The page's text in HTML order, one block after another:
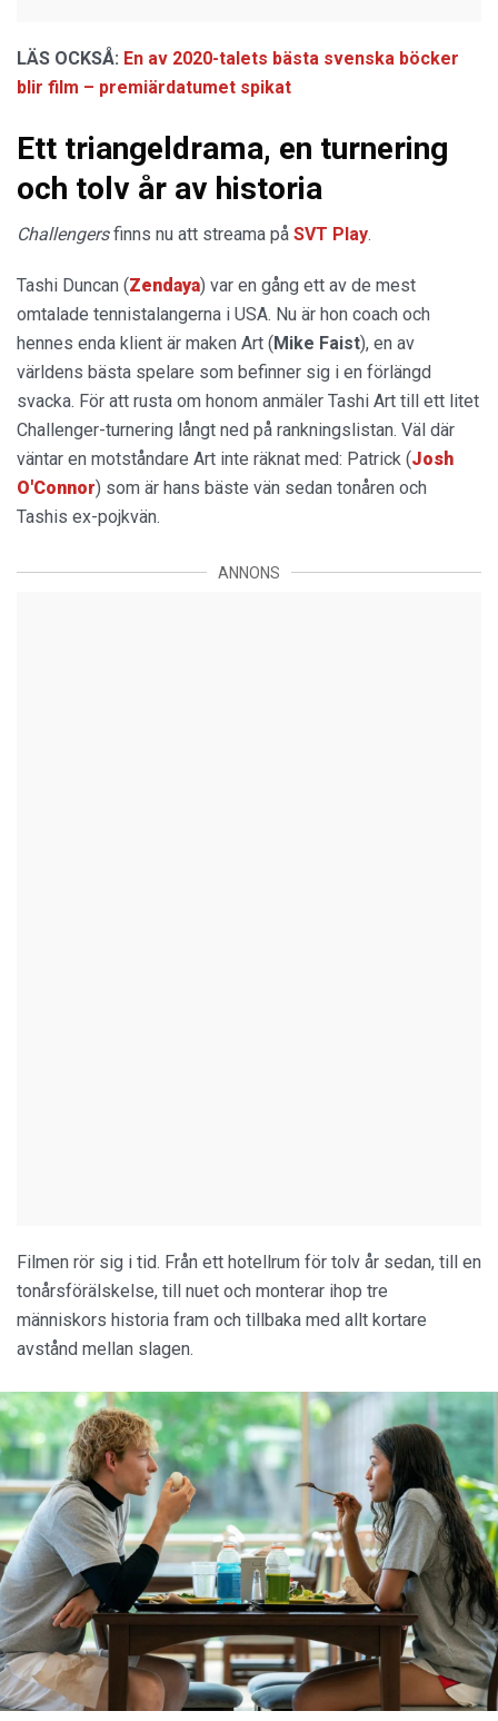
LÄS OCKSÅ: En av 2020-talets bästa svenska böcker
blir film – premiärdatumet spikat
Ett triangeldrama, en turnering
och tolv år av historia
Challengersfinns nu att streama på SVT Play.
Tashi Duncan (Zendaya) var en gång ett av de mest
omtalade tennistalangerna i USA. Nu är hon coach och
hennes enda klient är maken Art (Mike Faist), en av
världens bästa spelare som befinner sig i en förlängd
svacka. För att rusta om honom anmäler Tashi Art till ett litet
Challenger-turnering långt ned på rankningslistan. Väl där
väntar en motståndare Art inte räknat med: Patrick (Josh
O'Connor) som är hans bäste vän sedan tonåren och
Tashis ex-pojkvän.
ANNONS
Filmen rör sig i tid. Från ett hotellrum för tolv år sedan, till en
tonårsförälskelse, till nuet och monterar ihop tre
människors historia fram och tillbaka med allt kortare
avstånd mellan slagen.